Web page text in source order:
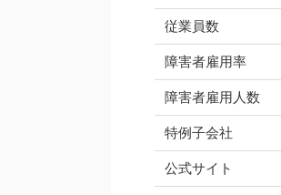
従業員数
障害者雇用率
障害者雇用人数
特例子会社
公式サイト